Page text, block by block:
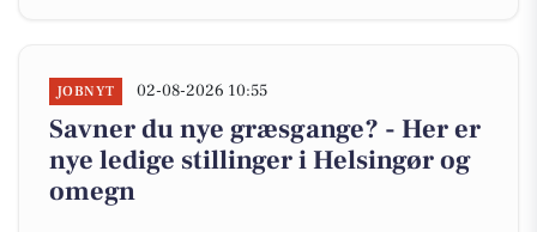
JOBNYT 02-08-2026 10:55
Savner du nye græsgange? - Her er
nye ledige stillinger i Helsingør og
omegn